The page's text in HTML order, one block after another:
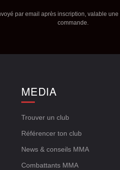
par email après inscription, valable une
commande.
MEDIA
Trouver un club
Référencer ton club
News & conseils MMA
Combattants MMA